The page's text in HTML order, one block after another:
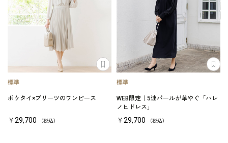
ボウタイ×プリーツのワンピース
￥29,700 （税込）
WEB限定｜5連パールが華やぐ「ハレ
ノヒドレス」
￥29,700 （税込）